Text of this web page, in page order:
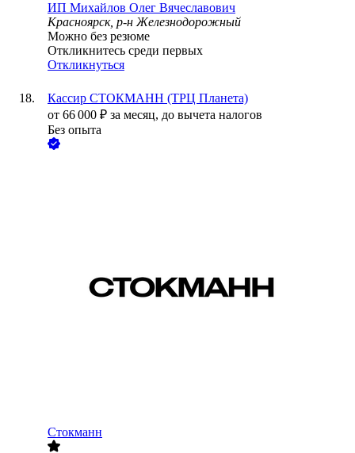
ИП Михайлов Олег Вячеславович
Красноярск, р-н Железнодорожный
Можно без резюме
Откликнитесь среди первых
Откликнуться
Кассир СТОКМАНН (ТРЦ Планета)
от 66 000 ₽ за месяц, до вычета налогов
Без опыта
Стокманн